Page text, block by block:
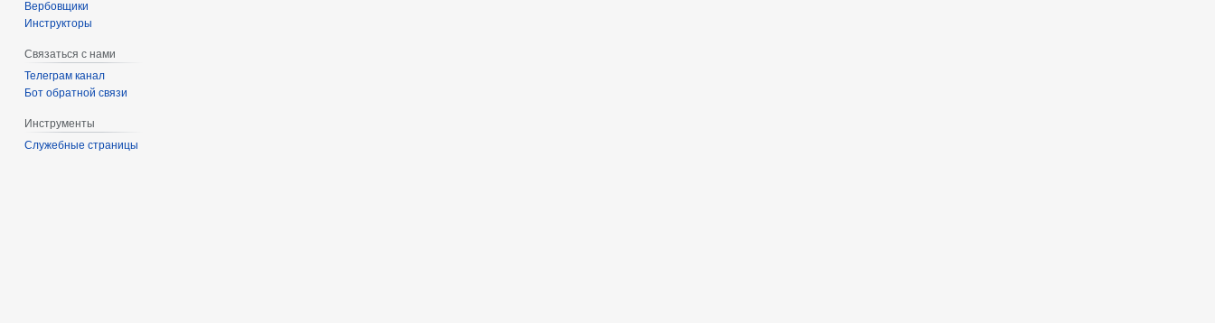
‏‎Вербовщики
Инструкторы
Связаться с нами
Телеграм канал
Бот обратной связи
Инструменты
Служебные страницы